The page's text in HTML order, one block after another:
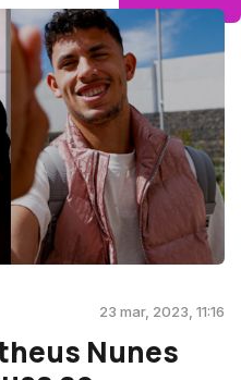
23 mar, 2023, 11:16
Nunes